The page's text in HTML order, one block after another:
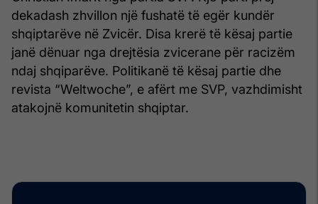
dekadash zhvillon një fushatë të egër kundër
shqiptarëve në Zvicër. Disa krerë të kësaj partie
janë dënuar nga drejtësia zvicerane për racizëm
ndaj shqiparëve. Politikanë të kësaj partie dhe
revista “Weltwoche”, e afërt me SVP, vazhdimisht
atakojnë komunitetin shqiptar.